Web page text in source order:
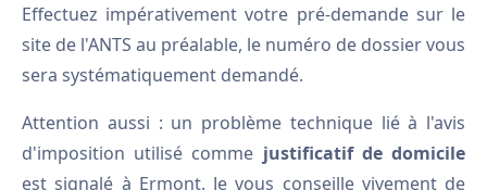
Effectuez impérativement votre pré-demande sur le
site de l'ANTS au préalable, le numéro de dossier vous
sera systématiquement demandé.
Attention aussi : un problème technique lié à l'avis
d'imposition utilisé comme justificatif de domicile
est signalé à Ermont. Je vous conseille vivement de